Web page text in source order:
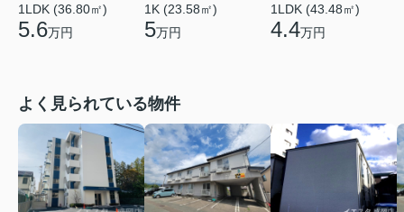
1LDK (36.80㎡)
5.6万円
1K (23.58㎡)
5万円
1LDK (43.48㎡)
4.4万円
よく見られている物件